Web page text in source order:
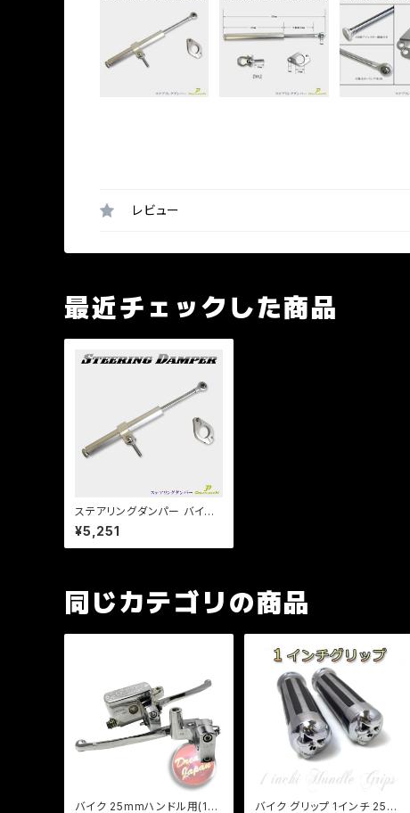
レビュー
最近チェックした商品
ステアリングダンパー バイク
トライク 汎用 シルバー 【6段
階硬さ調整可能】b056
¥5,251
同じカテゴリの商品
バイク 25mmハンドル用(1イ
バイク グリップ 1インチ 25m